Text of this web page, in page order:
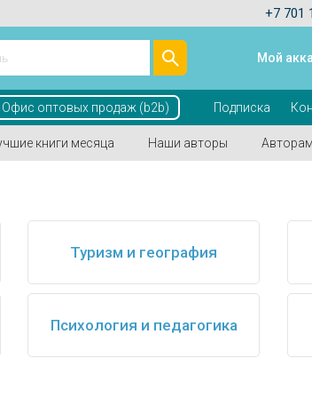
+7 701
Мой
Офис оптовых продаж (b2b) Подписка
книги месяца Наши авторы Авторам
Туризм и география
Психология и педагогика